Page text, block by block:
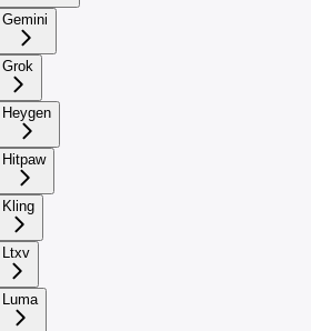
Gemini
Grok
Heygen
Hitpaw
Kling
Ltxv
Luma